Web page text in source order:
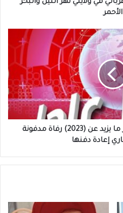
في ولايتي نهر النيل والبحر
الأحمر
لجنة أمن الخرطوم: حصر ما يزيد عن (2023) رفاة مدفونة
إعادة دفنها